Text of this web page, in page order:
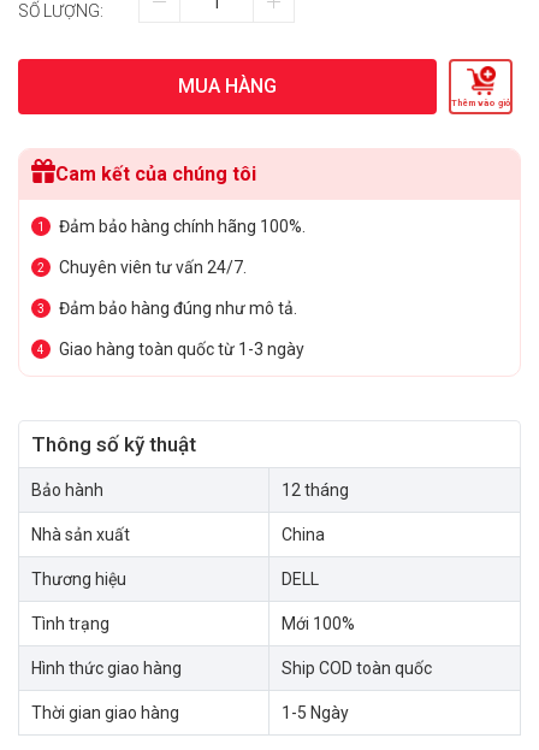
SỐ LƯỢNG:
MUA HÀNG
Thêm vào giỏ
Cam kết của chúng tôi
1 Đảm bảo hàng chính hãng 100%.
2 Chuyên viên tư vấn 24/7.
3 Đảm bảo hàng đúng như mô tả.
4 Giao hàng toàn quốc từ 1-3 ngày
Thông số kỹ thuật
Bảo hành 12 tháng
Nhà sản xuất China
Thương hiệu DELL
Tình trạng Mới 100%
Hình thức giao hàng Ship COD toàn quốc
Thời gian giao hàng 1-5 Ngày